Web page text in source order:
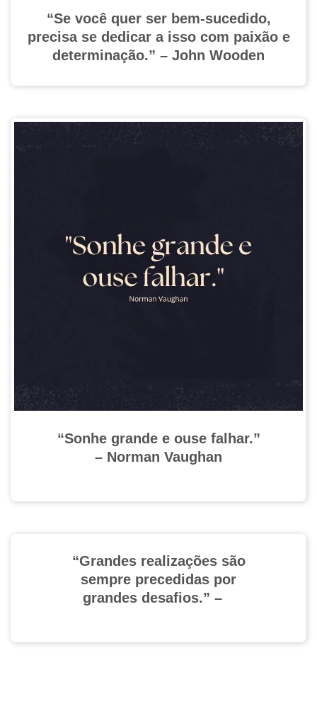
“Se você quer ser bem-sucedido,
precisa se dedicar a isso com paixão e
determinação.” – John Wooden
“Sonhe grande e ouse falhar.”
– Norman Vaughan
“Grandes realizações são
sempre precedidas por
grandes desafios.” –